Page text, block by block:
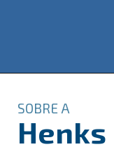
SOBRE A
Henks